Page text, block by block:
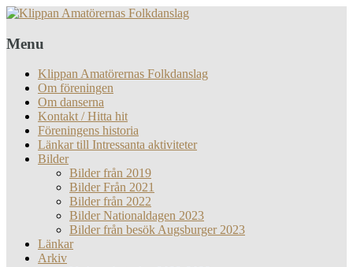
Menu
Klippan Amatörernas Folkdanslag
Om föreningen
Om danserna
Kontakt / Hitta hit
Föreningens historia
Länkar till Intressanta aktiviteter
Bilder
Bilder från 2019
Bilder Från 2021
Bilder från 2022
Bilder Nationaldagen 2023
Bilder från besök Augsburger 2023
Länkar
Arkiv